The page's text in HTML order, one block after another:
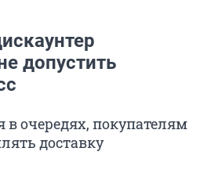
допустить
в очередях, покупателям
доставку